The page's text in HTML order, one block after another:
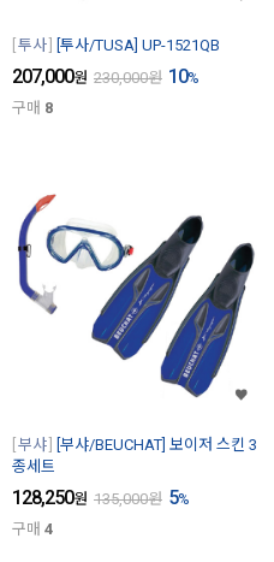
투사 [투사/TUSA] UP-1521QB
207,000원 230,000원 10%
구매 8
부샤
[부샤/BEUCHAT] 보이저 스킨 3
종세트
128,250원 135,000원 5%
구매 4